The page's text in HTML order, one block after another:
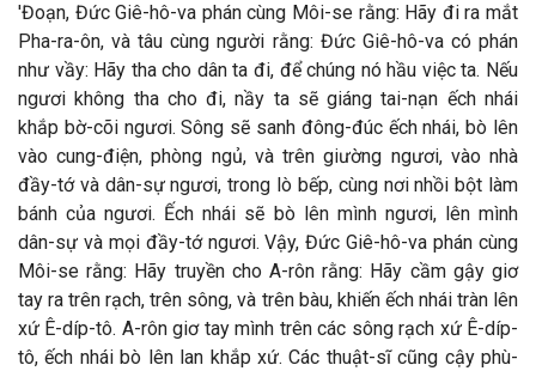
'Đoạn, Đức Giê-hô-va phán cùng Môi-se rằng: Hãy đi ra mắt
Pha-ra-ôn, và tâu cùng người rằng: Đức Giê-hô-va có phán
như vầy: Hãy tha cho dân ta đi, để chúng nó hầu việc ta. Nếu
ngươi không tha cho đi, nầy ta sẽ giáng tai-nạn ếch nhái
khắp bờ-cõi ngươi. Sông sẽ sanh đông-đúc ếch nhái, bò lên
vào cung-điện, phòng ngủ, và trên giường ngươi, vào nhà
đầy-tớ và dân-sự ngươi, trong lò bếp, cùng nơi nhồi bột làm
bánh của ngươi. Ếch nhái sẽ bò lên mình ngươi, lên mình
dân-sự và mọi đầy-tớ ngươi. Vậy, Đức Giê-hô-va phán cùng
Môi-se rằng: Hãy truyền cho A-rôn rằng: Hãy cầm gậy giơ
tay ra trên rạch, trên sông, và trên bàu, khiến ếch nhái tràn lên
xứ Ê-díp-tô. A-rôn giơ tay mình trên các sông rạch xứ Ê-díp-
tô, ếch nhái bò lên lan khắp xứ. Các thuật-sĩ cũng cậy phù-